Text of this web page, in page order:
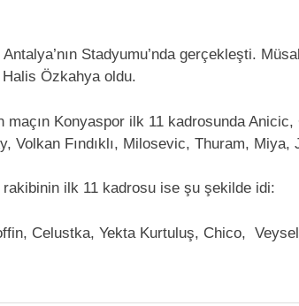
Stadyumu’nda gerçekleşti.
Özkahya oldu.
Konyaspor ilk 11 kadrosunda Anicic,
Volkan Fındıklı, Milosevic, Thuram, Miya,
rakibinin ilk 11 kadrosu ise şu şekilde idi:
Celustka, Yekta Kurtuluş, Chico,